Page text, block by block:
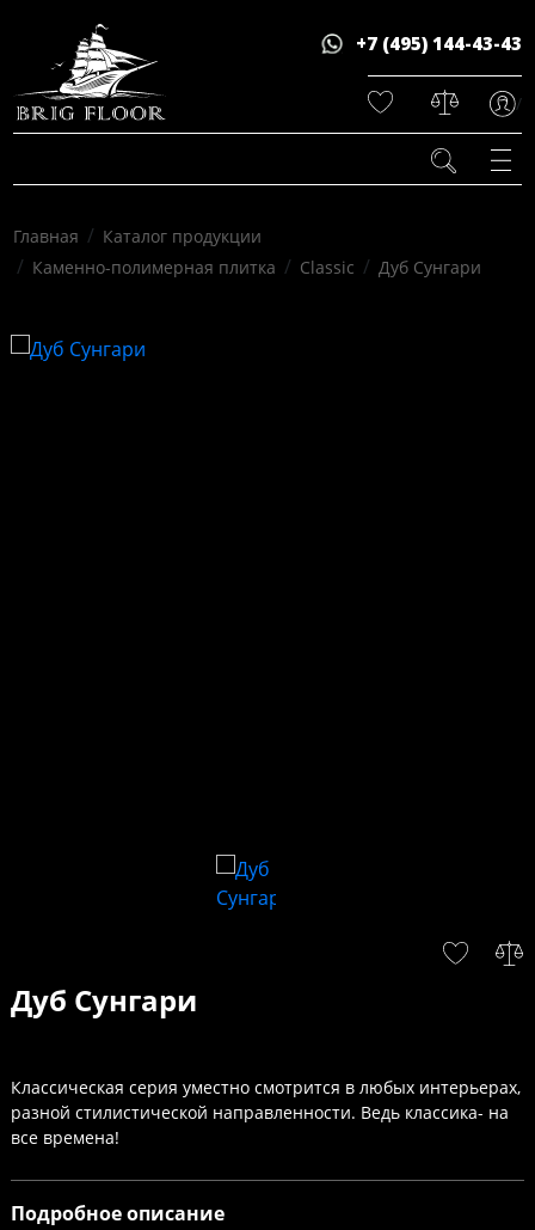
+7 (495) 144-43-43
/
Главная / Каталог продукции
/ Каменно-полимерная плитка / Classic / Дуб Сунгари
Дуб Сунгари
Классическая серия уместно смотрится в любых интерьерах,
разной стилистической направленности. Ведь классика- на
все времена!
Подробное описание